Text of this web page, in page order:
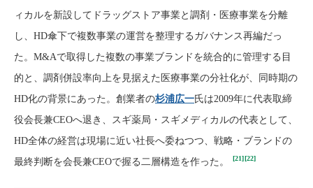
ィカルを新設してドラッグストア事業と調剤・医療事業を分離
し、HD傘下で複数事業の運営を整理するガバナンス再編だっ
た。M&Aで取得した複数の事業ブランドを統合的に管理する目
的と、調剤併設率向上を見据えた医療事業の分社化が、同時期の
HD化の背景にあった。創業者の杉浦広一氏は2009年に代表取締
役会長兼CEOへ退き、スギ薬局・スギメディカルの代表として、
HD全体の経営は現場に近い社長へ委ねつつ、戦略・ブランドの
最終判断を会長兼CEOで握る二層構造を作った。
[21][22]